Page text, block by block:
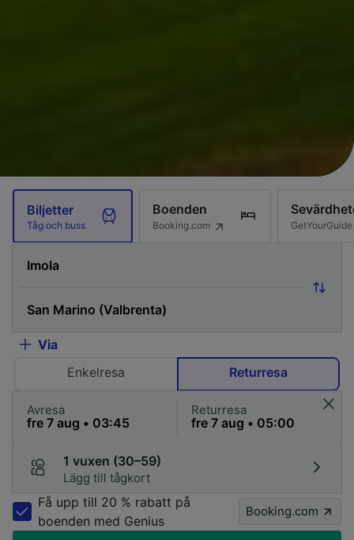
Biljetter
Tåg och buss
Boenden
Booking.com GetYourGuide
Via
Enkelresa
Returresa
Avresa Returresa
1 vuxen (30–59)
Lägg till tågkort
Få upp till 20 % rabatt på
boenden med Genius
Booking.com